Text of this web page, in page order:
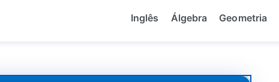
Inglês Álgebra Geometria